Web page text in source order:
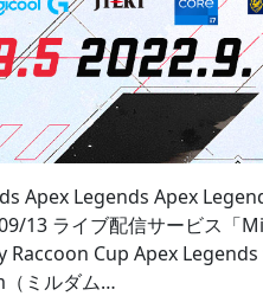
Apex Legends Apex
13 ライブ配信サービス
Raccoon Cup Apex
ミルダム…